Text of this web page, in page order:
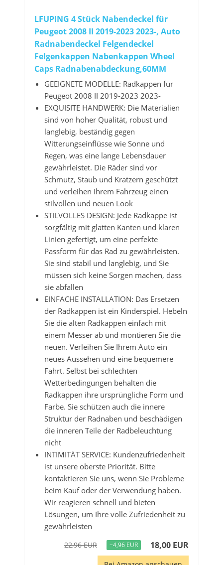
LFUPING 4 Stück Nabendeckel für
Peugeot 2008 II 2019-2023 2023-, Auto
Radnabendeckel Felgendeckel
Felgenkappen Nabenkappen Wheel
Caps Radnabenabdeckung,60MM
GEEIGNETE MODELLE: Radkappen für
Peugeot 2008 II 2019-2023 2023-
EXQUISITE HANDWERK: Die Materialien
sind von hoher Qualität, robust und
langlebig, beständig gegen
Witterungseinflüsse wie Sonne und
Regen, was eine lange Lebensdauer
gewährleistet. Die Räder sind vor
Schmutz, Staub und Kratzern geschützt
und verleihen Ihrem Fahrzeug einen
stilvollen und neuen Look
STILVOLLES DESIGN: Jede Radkappe ist
sorgfältig mit glatten Kanten und klaren
Linien gefertigt, um eine perfekte
Passform für das Rad zu gewährleisten.
Sie sind stabil und langlebig, und Sie
müssen sich keine Sorgen machen, dass
sie abfallen
EINFACHE INSTALLATION: Das Ersetzen
der Radkappen ist ein Kinderspiel. Hebeln
Sie die alten Radkappen einfach mit
einem Messer ab und montieren Sie die
neuen. Verleihen Sie Ihrem Auto ein
neues Aussehen und eine bequemere
Fahrt. Selbst bei schlechten
Wetterbedingungen behalten die
Radkappen ihre ursprüngliche Form und
Farbe. Sie schützen auch die innere
Struktur der Radnaben und beschädigen
die inneren Teile der Radbeleuchtung
nicht
INTIMITÄT SERVICE: Kundenzufriedenheit
ist unsere oberste Priorität. Bitte
kontaktieren Sie uns, wenn Sie Probleme
beim Kauf oder der Verwendung haben.
Wir reagieren schnell und bieten
Lösungen, um Ihre volle Zufriedenheit zu
gewährleisten
22,96 EUR −4,96 EUR 18,00 EUR